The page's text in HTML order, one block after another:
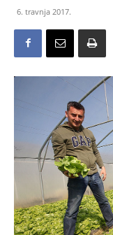
6. travnja 2017.